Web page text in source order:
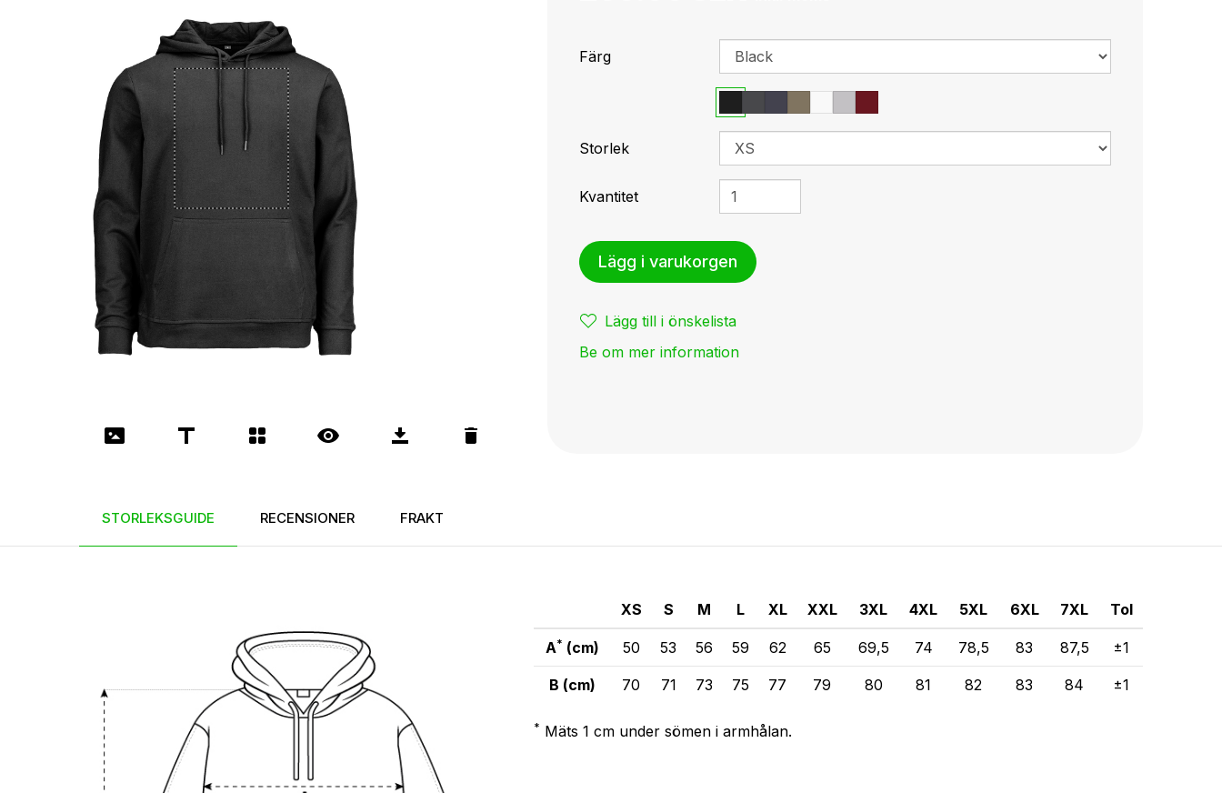
Färg
Storlek
Kvantitet
Lägg i varukorgen
Lägg till i önskelista
Be om mer information
STORLEKSGUIDE RECENSIONER FRAKT
XS S M L XL XXL 3XL 4XL 5XL 6XL 7XL Tol
A* (cm) 50 53 56 59 62 65 69,5 74 78,5 83 87,5 ±1
B (cm) 70 71 73 75 77 79 80 81 82 83 84 ±1
* Mäts 1 cm under sömen i armhålan.